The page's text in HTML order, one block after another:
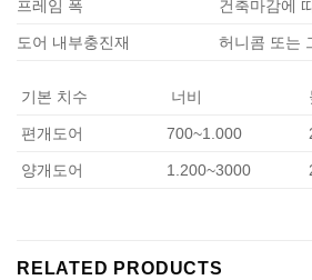
프레임 폭 건축마감에
도어 내부충진재 허니콤 또는
기본 치수 너비
편개도어 700~1.000
양개도어 1.200~3000
RELATED PRODUCTS